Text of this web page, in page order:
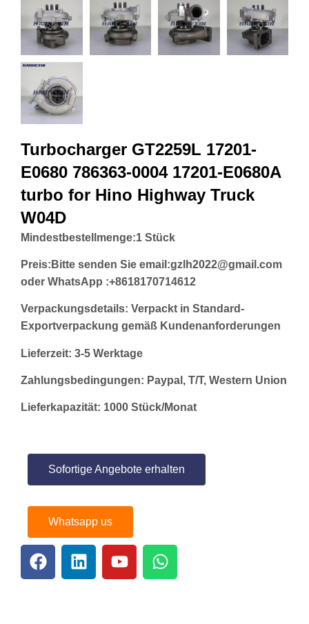
Turbocharger GT2259L 17201-
E0680 786363-0004 17201-E0680A
turbo for Hino Highway Truck
W04D
Mindestbestellmenge:1 Stück
Preis: Bitte senden Sie email:gzlh2022@gmail.com
oder WhatsApp :+8618170714612
Verpackungsdetails: Verpackt in Standard-
Exportverpackung gemäß Kundenanforderungen
Lieferzeit: 3-5 Werktage
Zahlungsbedingungen: Paypal, T/T, Western Union
Lieferkapazität: 1000 Stück/Monat
Sofortige Angebote erhalten
Whatsapp us